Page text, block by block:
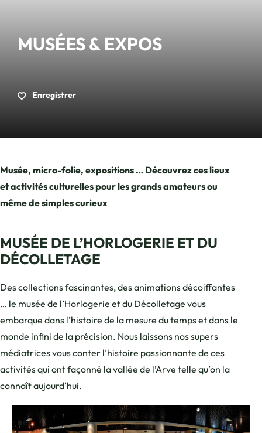
MUSÉES & EXPOS
Enregistrer
Musée, micro-folie, expositions … Découvrez ces lieux
et activités culturelles pour les grands amateurs ou
même de simples curieux
MUSÉE DE L’HORLOGERIE ET DU
DÉCOLLETAGE
Des collections fascinantes, des animations décoiffantes
… le musée de l’Horlogerie et du Décolletage vous
embarque dans l’histoire de la mesure du temps et dans le
monde infini de la précision. Nous laissons nos supers
médiatrices vous conter l’histoire passionnante de ces
activités qui ont façonné la vallée de l’Arve telle qu’on la
connaît aujourd’hui.